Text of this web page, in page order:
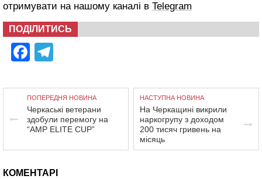
отримувати на нашому каналі в Telegram
ПОДІЛИТИСЬ
Facebook
ПОПЕРЕДНЯ НОВИНА
Черкаські ветерани
здобули перемогу на
“AMP ELITE CUP”
НАСТУПНА НОВИНА
На Черкащині викрили
наркогрупу з доходом
200 тисяч гривень на
місяць
КОМЕНТАРІ